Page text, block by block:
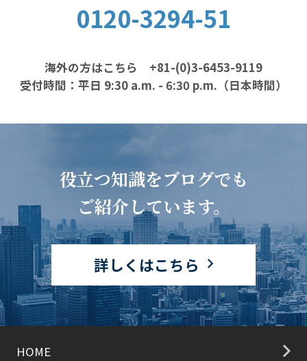
0120-3294-51
海外の方はこちら +81-(0)3-6453-9119
受付時間：平日 9:30 a.m. - 6:30 p.m.（日本時間）
役立つ知識をブログでも
ご紹介しています。
詳しくはこちら
HOME